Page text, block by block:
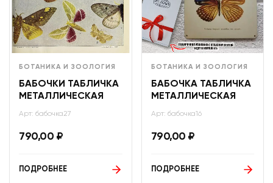
БОТАНИКА И ЗООЛОГИЯ
БАБОЧКИ ТАБЛИЧКА
МЕТАЛЛИЧЕСКАЯ
Арт: бабочка27
790,00 ₽
ПОДРОБНЕЕ
БОТАНИКА И ЗООЛОГИЯ
БАБОЧКА ТАБЛИЧКА
МЕТАЛЛИЧЕСКАЯ
Арт: бабочка16
790,00 ₽
ПОДРОБНЕЕ